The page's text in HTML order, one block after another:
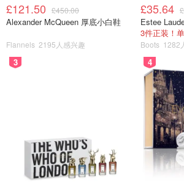
唐芥兰炒河粉（Kana Moo Grob)
这个河粉很推荐，面条很软儒，整个味
泰国风味，芥蓝有点难嚼，我选的是搭
这个菜是这家店最好吃的，还有很多人
当时也吃不了这么多，所以就没有点。
£121.50 £450.00
Alexander McQueen 厚底小白鞋
Flannels 2195人感兴趣
£35.64
Estee
3件正装！
Boots 1282
3 4